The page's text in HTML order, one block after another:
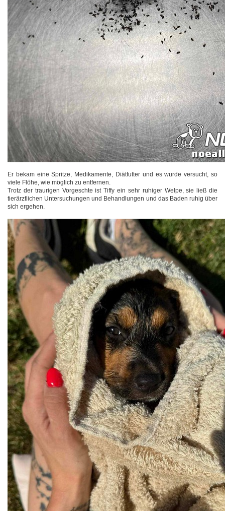
Er bekam eine Spritze, Medikamente, Diätfutter und es wurde versucht, so
viele Flöhe, wie möglich zu entfernen.
Trotz der traurigen Vorgeschte ist Tiffy ein sehr ruhiger Welpe, sie ließ die
tierärztlichen Untersuchungen und Behandlungen und das Baden ruhig über
sich ergehen.